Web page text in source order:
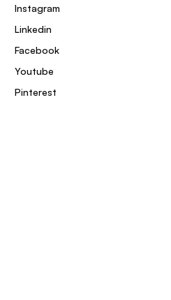
Instagram
Linkedin
Facebook
Youtube
Pinterest